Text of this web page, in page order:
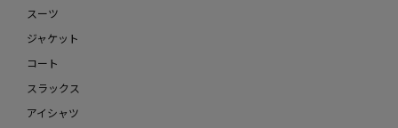
スーツ
ジャケット
コート
スラックス
アイシャツ